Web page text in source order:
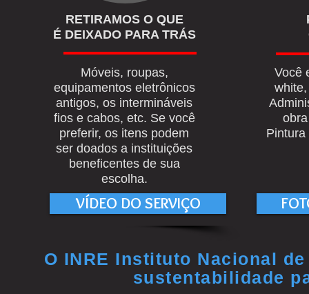
RETIRAMOS O QUE
É DEIXADO PARA TRÁS
Móveis, roupas,
equipamentos eletrônicos
antigos, os intermináveis
fios e cabos, etc. Se você
preferir, os itens podem
ser doados a instituições
beneficentes de sua
escolha.
VÍDEO DO SERVIÇO
Você
Pintura
O INRE Instituto Nacional
sustentabilidade